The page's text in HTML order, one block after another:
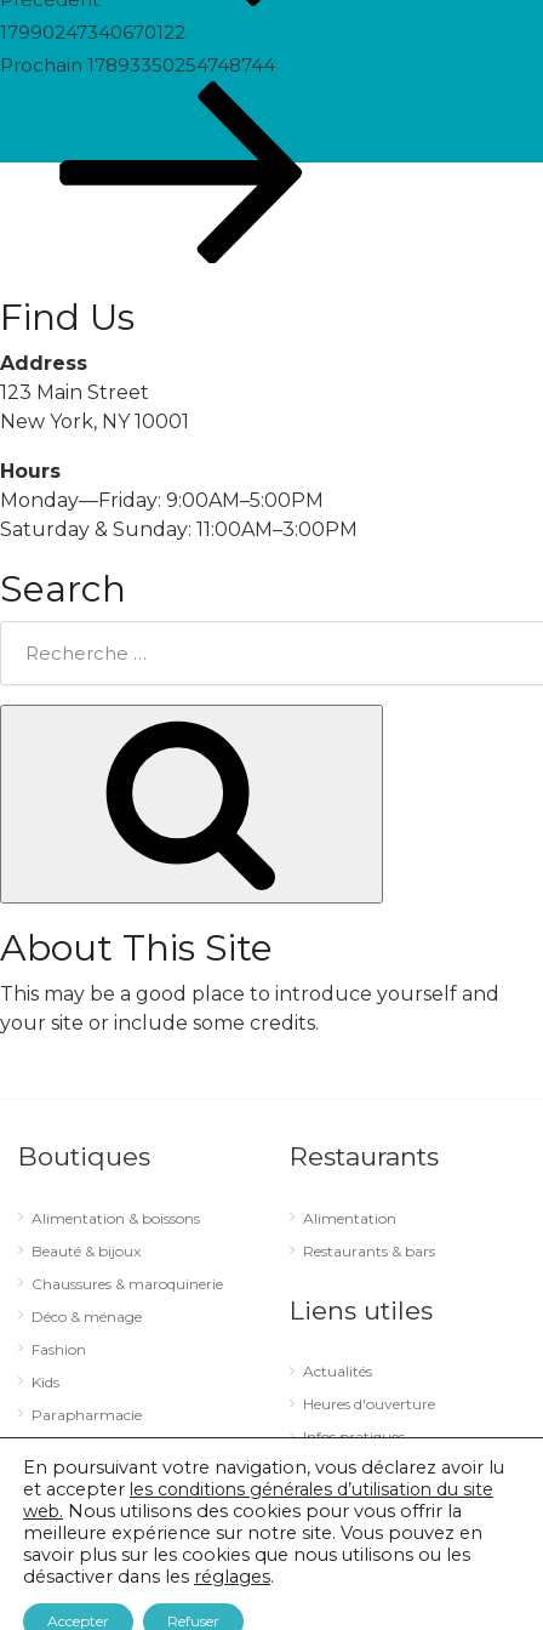
17990247340670122
Prochain
Prochain 17893350254748744
Find Us
Address
123 Main Street
New York, NY 10001
Hours
Monday—Friday: 9:00AM–5:00PM
Saturday & Sunday: 11:00AM–3:00PM
Search
About This Site
This may be a good place to introduce yourself and
your site or include some credits.
Boutiques
Alimentation & boissons
Beauté & bijoux
Chaussures & maroquinerie
Déco & ménage
Fashion
Kids
Parapharmacie
Sport & loisirs
Technologie & optique
Restaurants
Alimentation
Restaurants & bars
Liens utiles
Actualités
Heures d'ouverture
Infos pratiques
© 2026 City Concorde |Mentions légales
En poursuivant votre navigation, vous déclarez avoir lu
et accepter les conditions générales d’utilisation du site
web. Nous utilisons des cookies pour vous offrir la
meilleure expérience sur notre site. Vous pouvez en
savoir plus sur les cookies que nous utilisons ou les
désactiver dans les réglages.
Accepter Refuser